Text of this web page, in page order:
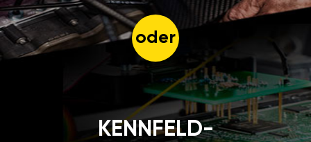
oder
KENNFELD-